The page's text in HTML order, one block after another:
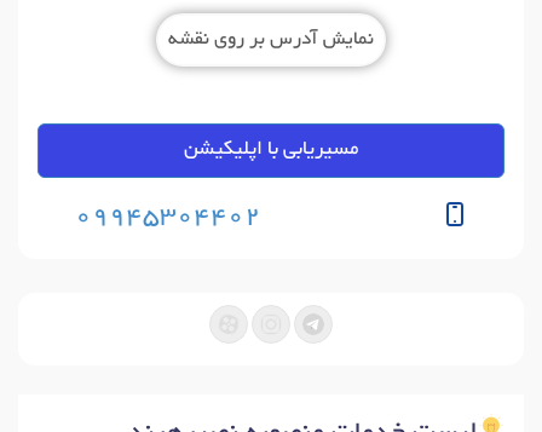
نمایش آدرس بر روی نقشه
مسیریابی با اپلیکیشن
09945304402